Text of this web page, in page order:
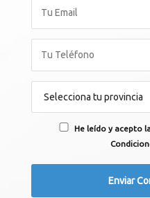
He leído y acepto